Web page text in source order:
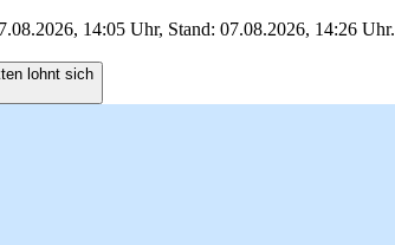
14:05 Uhr, Stand: 07.08.2026, 14:26 Uhr.
lohnt sich